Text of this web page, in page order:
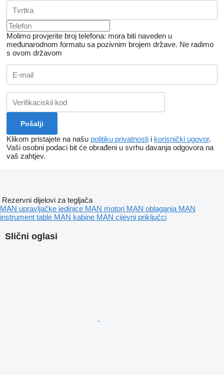
Molimo provjerite broj telefona: mora biti naveden u
međunarodnom formatu sa pozivnim brojem države. Ne radimo
s ovom državom
Klikom pristajete na našu politiku privatnosti i korisnički ugovor.
Vaši osobni podaci bit će obrađeni u svrhu davanja odgovora na
vaš zahtjev.
Slični oglasi
Rezervni dijelovi za tegljača
MAN upravljačke jedinice MAN motori MAN oblaganja MAN
instrument table MAN kabine MAN cijevni priključci